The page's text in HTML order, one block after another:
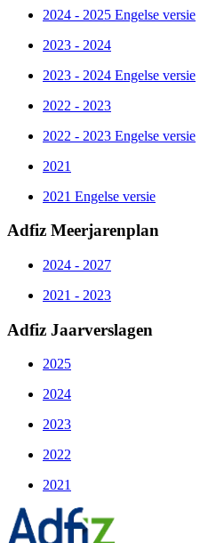
2024 - 2025 Engelse versie
2023 - 2024
2023 - 2024 Engelse versie
2022 - 2023
2022 - 2023 Engelse versie
2021
2021 Engelse versie
Adfiz Meerjarenplan
2024 - 2027
2021 - 2023
Adfiz Jaarverslagen
2025
2024
2023
2022
2021